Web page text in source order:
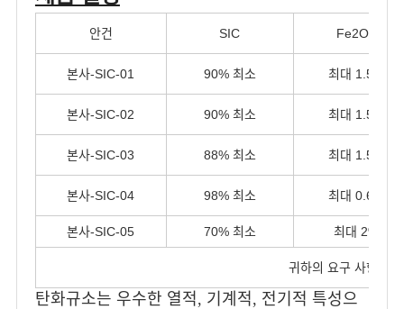
안건 SIC Fe2O3
본사-SIC-01 90% 최소 최대 1.5%
본사-SIC-02 90% 최소 최대 1.5%
본사-SIC-03 88% 최소 최대 1.5%
본사-SIC-04 98% 최소 최대 0.6%
본사-SIC-05 70% 최소 최대 2%
귀하의 요구 사항에
탄화규소는 우수한 열적, 기계적, 전기적 특성으